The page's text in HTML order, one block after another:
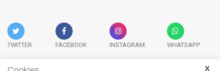
TWITTER FACEBOOK INSTAGRAM WHATSAPP